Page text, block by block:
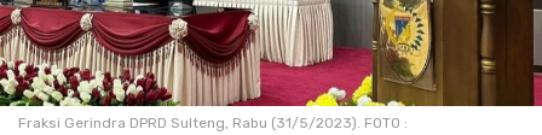
Fraksi Gerindra DPRD Sulteng, Rabu (31/5/2023). FOTO :